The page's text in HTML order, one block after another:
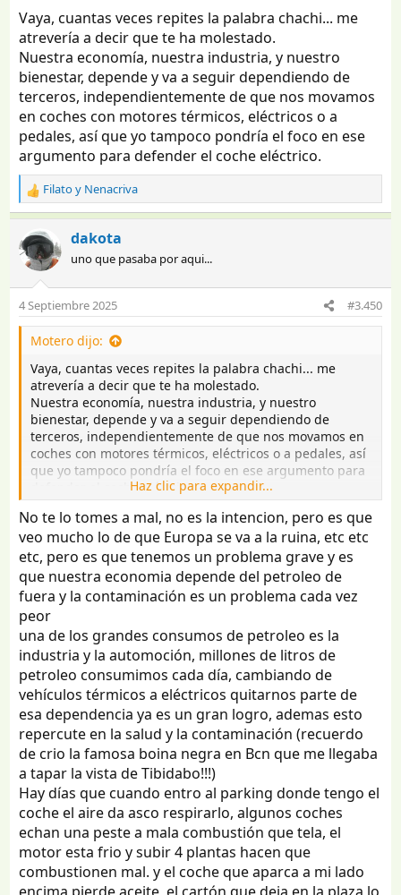
s
:
Vaya, cuantas veces repites la palabra chachi... me
atrevería a decir que te ha molestado.
Nuestra economía, nuestra industria, y nuestro
bienestar, depende y va a seguir dependiendo de
terceros, independientemente de que nos movamos
en coches con motores térmicos, eléctricos o a
pedales, así que yo tampoco pondría el foco en ese
argumento para defender el coche eléctrico.
R
e
c
c
o
n
e
Filatoy Nenacriva
dakota
uno que pasaba por aqui...
4 Septiembre 2025 #3.450
Motero dijo:
Vaya, cuantas veces repites la palabra chachi... me
atrevería a decir que te ha molestado.
Nuestra economía, nuestra industria, y nuestro
bienestar, depende y va a seguir dependiendo de
terceros, independientemente de que nos movamos en
coches con motores térmicos, eléctricos o a pedales, así
que yo tampoco pondría el foco en ese argumento para
defender el coche eléctrico.Haz clic para expandir...
No te lo tomes a mal, no es la intencion, pero es que
veo mucho lo de que Europa se va a la ruina, etc etc
etc, pero es que tenemos un problema grave y es
que nuestra economia depende del petroleo de
fuera y la contaminación es un problema cada vez
peor
una de los grandes consumos de petroleo es la
industria y la automoción, millones de litros de
petroleo consumimos cada día, cambiando de
vehículos térmicos a eléctricos quitarnos parte de
esa dependencia ya es un gran logro, ademas esto
repercute en la salud y la contaminación (recuerdo
de crio la famosa boina negra en Bcn que me llegaba
a tapar la vista de Tibidabo!!!)
Hay días que cuando entro al parking donde tengo el
coche el aire da asco respirarlo, algunos coches
echan una peste a mala combustión que tela, el
motor esta frio y subir 4 plantas hacen que
combustionen mal. y el coche que aparca a mi lado